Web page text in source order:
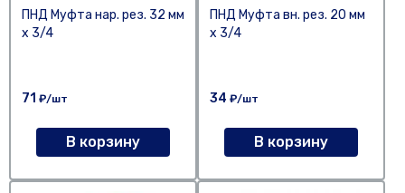
ПНД Муфта нар. рез. 32 мм
х 3/4
71 ₽/шт
В корзину
ПНД Муфта вн. рез. 20 мм
х 3/4
34 ₽/шт
В корзину